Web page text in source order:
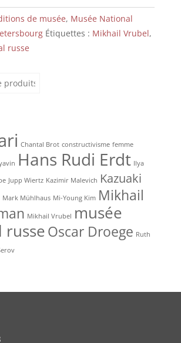
de musée, Musée National
Étiquettes : Mikhail Vrubel,
russe
Chantal Brot constructivisme femme
Hans Rudi Erdt Ilya
Jupp Wiertz Kazimir Malevich Kazuaki
Mark Mühlhaus Mi-Young Kim Mikhail
Mikhail Vrubel musée
russeOscar Droege Ruth